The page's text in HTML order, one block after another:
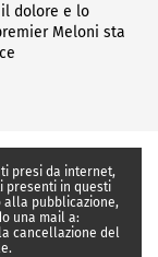
dolore e lo
Meloni sta
presi da internet,
presenti in questi
alla pubblicazione,
una mail a:
cancellazione del